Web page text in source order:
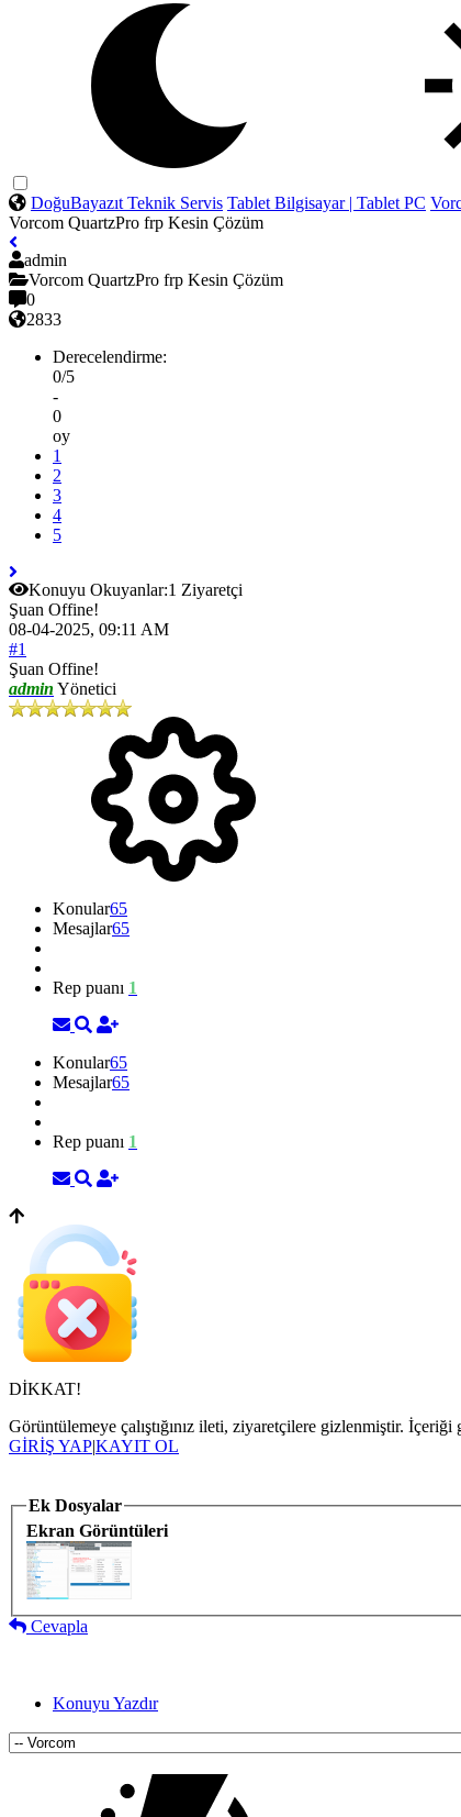
DoğuBayazıt Teknik Servis Tablet Bilgisayar | Tablet PC
Vorcom QuartzPro frp Kesin Çözüm
admin
Vorcom QuartzPro frp Kesin Çözüm
0
2833
Derecelendirme:
0/5
-
0
oy
1
2
3
4
5
Konuyu Okuyanlar:1 Ziyaretçi
Şuan Offine!
08-04-2025, 09:11 AM
#1
Şuan Offine!
admin Yönetici
Konular65
Mesajlar65
Rep puanı 1
Konular65
Mesajlar65
Rep puanı 1
DİKKAT!
Görüntülemeye çalıştığınız ileti, ziyaretçilere gizlenmiştir.
GİRİŞ YAP|KAYIT OL
Ek Dosyalar
Ekran Görüntüleri
Cevapla
Konuyu Yazdır